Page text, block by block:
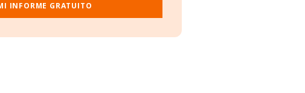
INFORME GRATUITO